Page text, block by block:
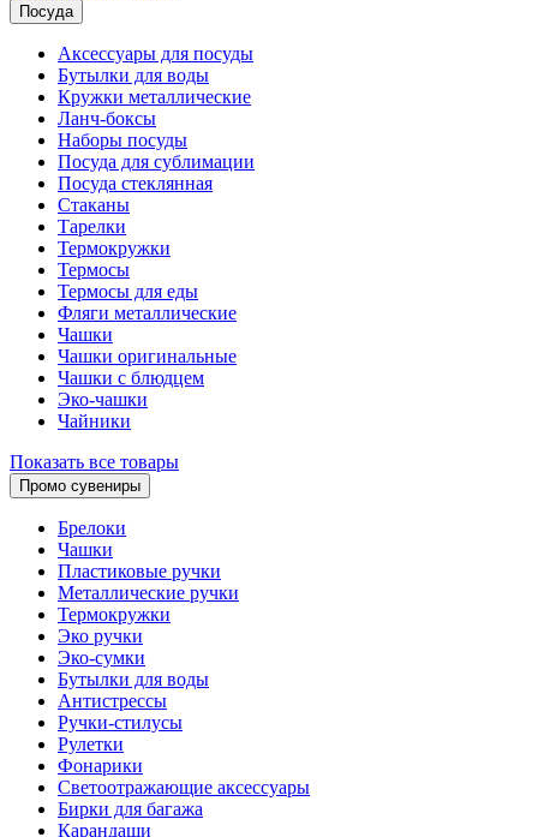
Посуда
Аксессуары для посуды
Бутылки для воды
Кружки металлические
Ланч-боксы
Наборы посуды
Посуда для сублимации
Посуда стеклянная
Стаканы
Тарелки
Термокружки
Термосы
Термосы для еды
Фляги металлические
Чашки
Чашки оригинальные
Чашки с блюдцем
Эко-чашки
Чайники
Показать все товары
Промо сувениры
Брелоки
Чашки
Пластиковые ручки
Металлические ручки
Термокружки
Эко ручки
Эко-сумки
Бутылки для воды
Антистрессы
Ручки-стилусы
Рулетки
Фонарики
Светоотражающие аксессуары
Бирки для багажа
Карандаши